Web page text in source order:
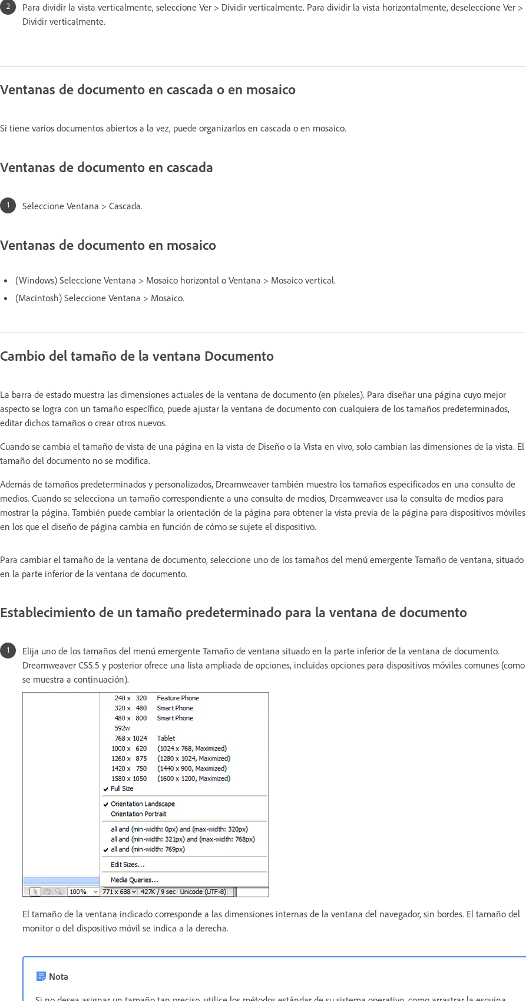
Para dividir la vista verticalmente, seleccione Ver > Dividir verticalmente. Para dividir la vista horizontalmente, deseleccione Ver >
Dividir verticalmente.
Ventanas de documento en cascada o en mosaico
Si tiene varios documentos abiertos a la vez, puede organizarlos en cascada o en mosaico.
Ventanas de documento en cascada
Seleccione Ventana > Cascada.
Ventanas de documento en mosaico
(Windows) Seleccione Ventana > Mosaico horizontal o Ventana > Mosaico vertical.
(Macintosh) Seleccione Ventana > Mosaico.
Cambio del tamaño de la ventana Documento
La barra de estado muestra las dimensiones actuales de la ventana de documento (en píxeles). Para diseñar una página cuyo mejor
aspecto se logra con un tamaño específico, puede ajustar la ventana de documento con cualquiera de los tamaños predeterminados,
editar dichos tamaños o crear otros nuevos.
Cuando se cambia el tamaño de vista de una página en la vista de Diseño o la Vista en vivo, solo cambian las dimensiones de la vista. El
tamaño del documento no se modifica.
Además de tamaños predeterminados y personalizados, Dreamweaver también muestra los tamaños especificados en una consulta de
medios. Cuando se selecciona un tamaño correspondiente a una consulta de medios, Dreamweaver usa la consulta de medios para
mostrar la página. También puede cambiar la orientación de la página para obtener la vista previa de la página para dispositivos móviles
en los que el diseño de página cambia en función de cómo se sujete el dispositivo.
Para cambiar el tamaño de la ventana de documento, seleccione uno de los tamaños del menú emergente Tamaño de ventana, situado
en la parte inferior de la ventana de documento.
Establecimiento de un tamaño predeterminado para la ventana de documento
Elija uno de los tamaños del menú emergente Tamaño de ventana situado en la parte inferior de la ventana de documento.
Dreamweaver CS5.5 y posterior ofrece una lista ampliada de opciones, incluidas opciones para dispositivos móviles comunes (como
se muestra a continuación).
El tamaño de la ventana indicado corresponde a las dimensiones internas de la ventana del navegador, sin bordes. El tamaño del
monitor o del dispositivo móvil se indica a la derecha.
Nota